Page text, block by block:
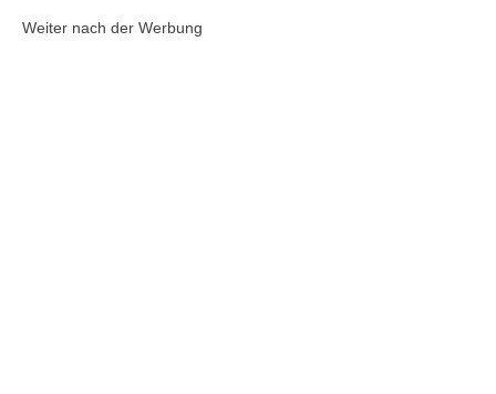
Weiter nach der Werbung